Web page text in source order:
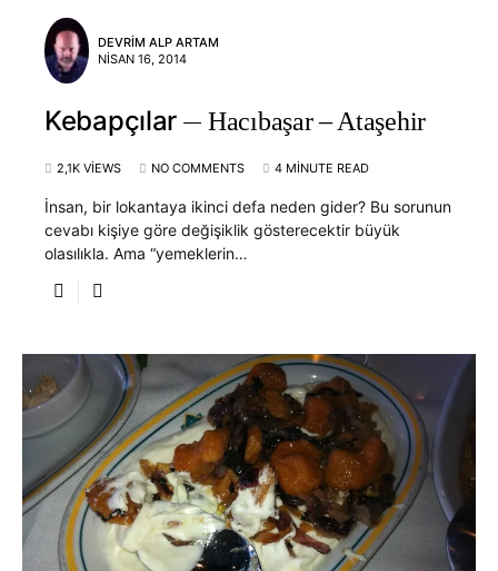
DEVRIM ALP ARTAM
NISAN 16, 2014
Kebapçılar Hacıbaşar – Ataşehir
2,1K VIEWS NO COMMENTS 4 MINUTE READ
İnsan, bir lokantaya ikinci defa neden gider? Bu sorunun
cevabı kişiye göre değişiklik gösterecektir büyük
olasılıkla. Ama “yemeklerin…